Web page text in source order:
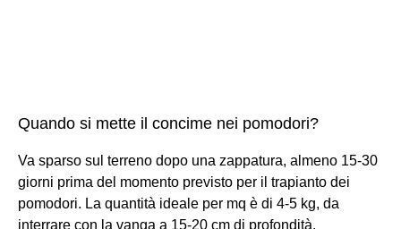
Quando si mette il concime nei pomodori?
Va sparso sul terreno dopo una zappatura, almeno 15-30
giorni prima del momento previsto per il trapianto dei
pomodori. La quantità ideale per mq è di 4-5 kg, da
interrare con la vanga a 15-20 cm di profondità.